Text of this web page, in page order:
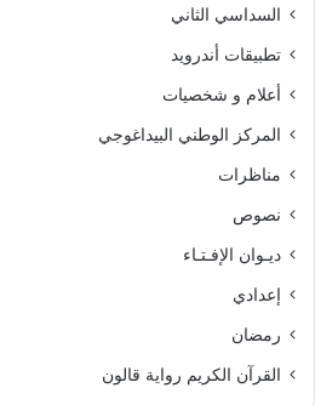
السداسي الثاني
تطبيقات أندرويد
أعلام و شخصيات
المركز الوطني البيداغوجي
مناظرات
نصوص
ديـوان الإفـتـاء
إعدادي
رمضان
القرآن الكريم رواية قالون